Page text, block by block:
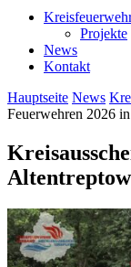
Projekte
News
Kontakt
Hauptseite News
Feuerwehren 2026
Altentreptow